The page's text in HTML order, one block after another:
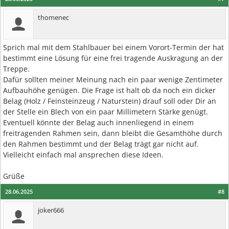
thomenec
Sprich mal mit dem Stahlbauer bei einem Vorort-Termin der hat
bestimmt eine Lösung für eine frei tragende Auskragung an der
Treppe.
Dafür sollten meiner Meinung nach ein paar wenige Zentimeter
Aufbauhöhe genügen. Die Frage ist halt ob da noch ein dicker
Belag (Holz / Feinsteinzeug / Naturstein) drauf soll oder Dir an
der Stelle ein Blech von ein paar Millimetern Stärke genügt.
Eventuell könnte der Belag auch innenliegend in einem
freitragenden Rahmen sein, dann bleibt die Gesamthöhe durch
den Rahmen bestimmt und der Belag trägt gar nicht auf.
Vielleicht einfach mal ansprechen diese Ideen.
Grüße
#8
28.06.2025
joker666